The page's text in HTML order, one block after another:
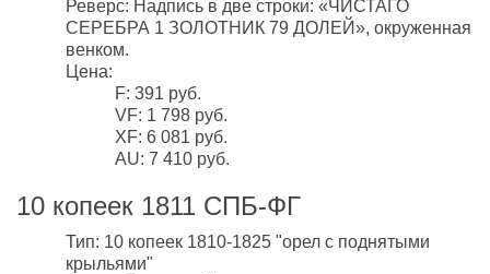
Реверс: Надпись в две строки: «ЧИСТАГО
СЕРЕБРА 1 ЗОЛОТНИК 79 ДОЛЕЙ», окруженная
венком.
Цена:
F: 391 руб.
VF: 1 798 руб.
XF: 6 081 руб.
AU: 7 410 руб.
10 копеек 1811 СПБ-ФГ
Тип: 10 копеек 1810-1825 "орел с поднятыми
крыльями"